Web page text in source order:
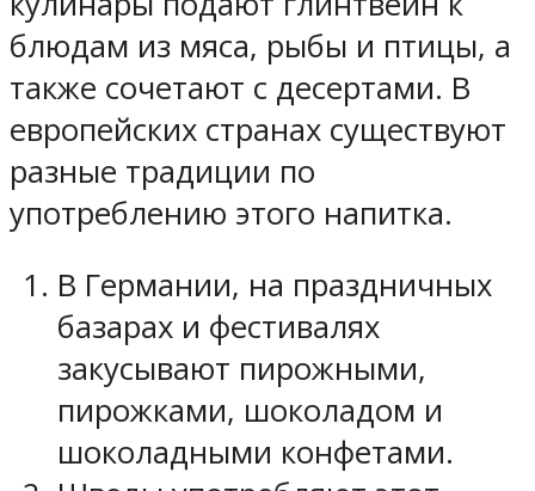
блюдам из мяса, рыбы и птицы, а
также сочетают с десертами. В
европейских странах существуют
разные традиции по
употреблению этого напитка.
В Германии, на праздничных
базарах и фестивалях
закусывают пирожными,
пирожками, шоколадом и
шоколадными конфетами.